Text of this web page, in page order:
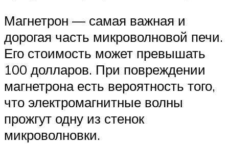
Магнетрон — самая важная и
дорогая часть микроволновой печи.
Его стоимость может превышать
100 долларов. При повреждении
магнетрона есть вероятность того,
что электромагнитные волны
прожгут одну из стенок
микроволновки.